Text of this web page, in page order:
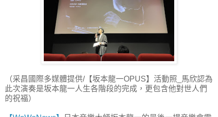
（采昌國際多媒體提供/【坂本龍一OPUS】活動照_馬欣認為
此次演奏是坂本龍一人生各階段的完成，更包含他對世人們
的祝福）